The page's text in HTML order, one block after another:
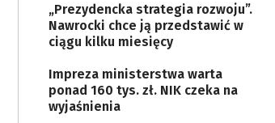
„Prezydencka strategia rozwoju”.
Nawrocki chce ją przedstawić w
ciągu kilku miesięcy
Impreza ministerstwa warta
ponad 160 tys. zł. NIK czeka na
wyjaśnienia